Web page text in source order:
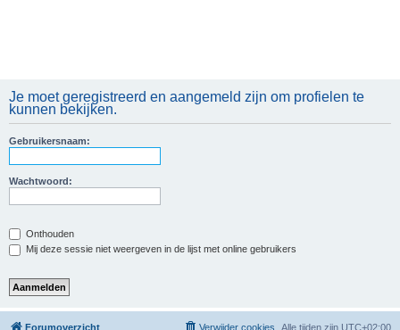
Je moet geregistreerd en aangemeld zijn om profielen te
kunnen bekijken.
Gebruikersnaam:
Wachtwoord:
Onthouden
Mij deze sessie niet weergeven in de lijst met online gebruikers
Forumoverzicht Alle tijden zijn UTC+02:00
Verwijder cookies